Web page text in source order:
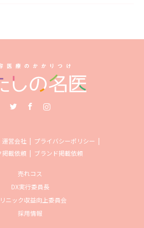
運営会社
プライバシーポリシー
掲載依頼
ブランド掲載依頼
売れコス
DX実行委員長
ニック収益向上委員会
採用情報